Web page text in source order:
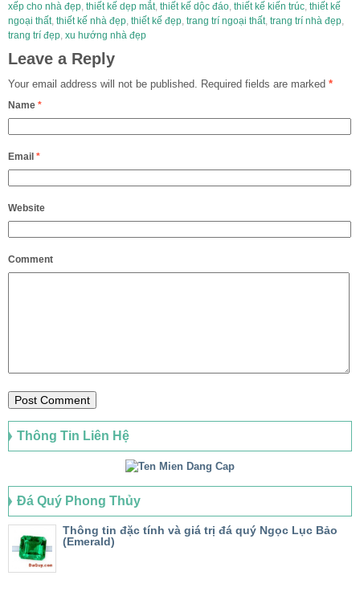
xếp cho nhà đẹp, thiết kế dẹp mắt, thiết kế dộc đáo, thiết kế kiến trúc, thiết kế
ngoại thất, thiết kế nhà đẹp, thiết kế đẹp, trang trí ngoại thất, trang trí nhà đẹp,
trang trí đẹp, xu hướng nhà đẹp
Leave a Reply
Your email address will not be published. Required fields are marked *
Name *
Email *
Website
Comment
Thông Tin Liên Hệ
Đá Quý Phong Thủy
Thông tin đặc tính và giá trị đá quý Ngọc Lục Bảo
(Emerald)